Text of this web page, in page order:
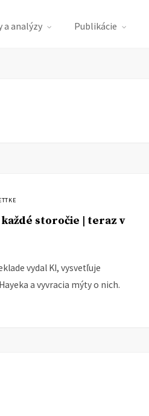
a analýzy Publikácie
storočie | teraz v
vydal KI, vysvetľuje
a vyvracia mýty o nich.